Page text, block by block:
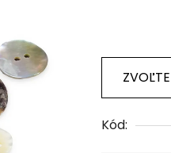
je
z
5
Kód: